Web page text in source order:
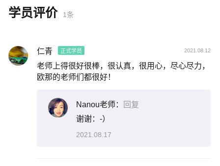
学员评价 1条
仁青 正式学员 2021.08.12
老师上得很好很棒，很认真，很用心，尽心尽力，
欧那的老师们都很好！
Nanou老师：
回复
谢谢：-）
2021.08.17